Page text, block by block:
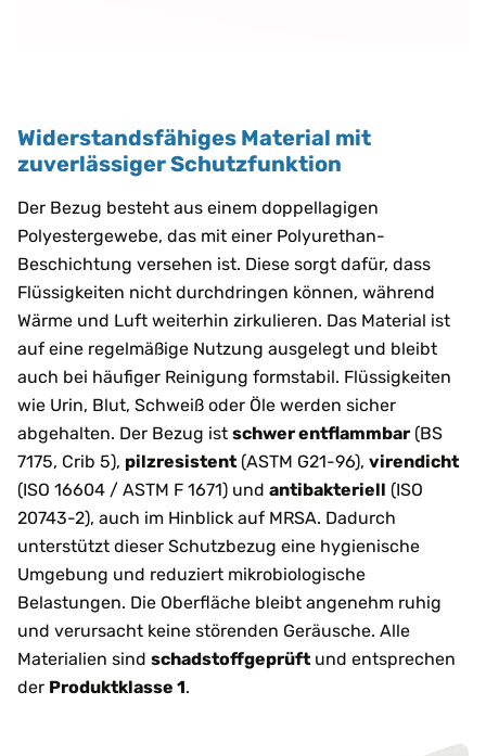
Widerstandsfähiges Material mit
zuverlässiger Schutzfunktion
Der Bezug besteht aus einem doppellagigen
Polyestergewebe, das mit einer Polyurethan-
Beschichtung versehen ist. Diese sorgt dafür, dass
Flüssigkeiten nicht durchdringen können, während
Wärme und Luft weiterhin zirkulieren. Das Material ist
auf eine regelmäßige Nutzung ausgelegt und bleibt
auch bei häufiger Reinigung formstabil. Flüssigkeiten
wie Urin, Blut, Schweiß oder Öle werden sicher
abgehalten. Der Bezug ist schwer entflammbar (BS
7175, Crib 5), pilzresistent (ASTM G21-96), virendicht
(ISO 16604 / ASTM F 1671) und antibakteriell (ISO
20743-2), auch im Hinblick auf MRSA. Dadurch
unterstützt dieser Schutzbezug eine hygienische
Umgebung und reduziert mikrobiologische
Belastungen. Die Oberfläche bleibt angenehm ruhig
und verursacht keine störenden Geräusche. Alle
Materialien sind schadstoffgeprüft und entsprechen
der Produktklasse 1.